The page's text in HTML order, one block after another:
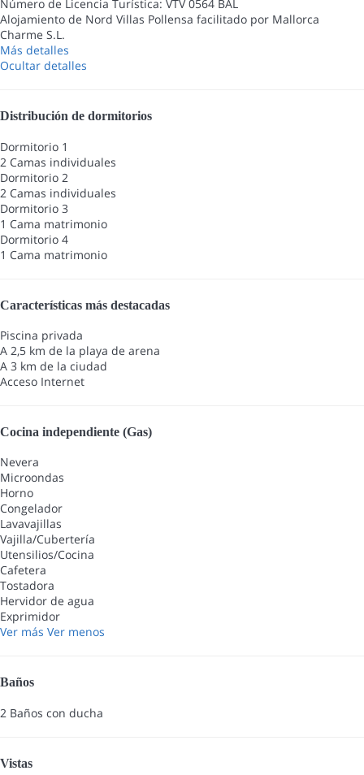
Número de Licencia Turística: VTV 0564 BAL
Alojamiento de Nord Villas Pollensa facilitado por Mallorca
Charme S.L.
Más detalles
Ocultar detalles
Distribución de dormitorios
Dormitorio 1
2 Camas individuales
Dormitorio 2
2 Camas individuales
Dormitorio 3
1 Cama matrimonio
Dormitorio 4
1 Cama matrimonio
Características más destacadas
Piscina privada
A 2,5 km de la playa de arena
A 3 km de la ciudad
Acceso Internet
Cocina independiente (Gas)
Nevera
Microondas
Horno
Congelador
Lavavajillas
Vajilla/Cubertería
Utensilios/Cocina
Cafetera
Tostadora
Hervidor de agua
Exprimidor
Ver más Ver menos
Baños
2 Baños con ducha
Vistas